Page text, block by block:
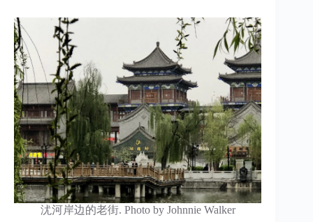
沋河岸边的老街. Photo by Johnnie Walker